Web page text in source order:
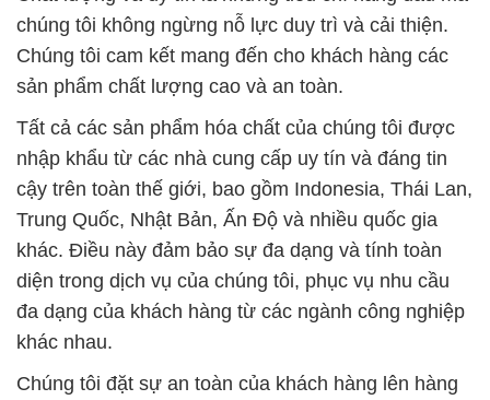
chúng tôi không ngừng nỗ lực duy trì và cải thiện.
Chúng tôi cam kết mang đến cho khách hàng các
sản phẩm chất lượng cao và an toàn.
Tất cả các sản phẩm hóa chất của chúng tôi được
nhập khẩu từ các nhà cung cấp uy tín và đáng tin
cậy trên toàn thế giới, bao gồm Indonesia, Thái Lan,
Trung Quốc, Nhật Bản, Ấn Độ và nhiều quốc gia
khác. Điều này đảm bảo sự đa dạng và tính toàn
diện trong dịch vụ của chúng tôi, phục vụ nhu cầu
đa dạng của khách hàng từ các ngành công nghiệp
khác nhau.
Chúng tôi đặt sự an toàn của khách hàng lên hàng